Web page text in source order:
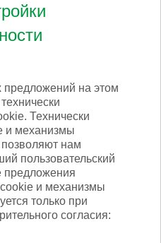
на этом
Технически
и механизмы
нам
пользовательский
предложения
и механизмы
только при
согласия: